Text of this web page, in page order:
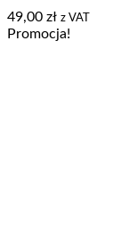
49,00 zł z VAT
Promocja!